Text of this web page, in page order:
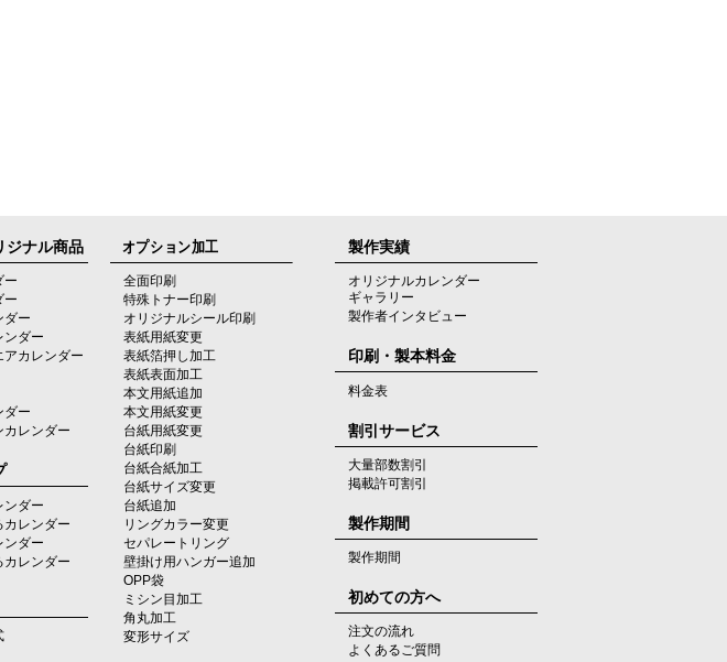
ジナル商品
ー
ー
ダー
ンダー
アカレンダー
ダー
カレンダー
ンダー
カレンダー
ンダー
カレンダー
オプション加工
全面印刷
特殊トナー印刷
オリジナルシール印刷
表紙用紙変更
表紙箔押し加工
表紙表面加工
本文用紙追加
本文用紙変更
台紙用紙変更
台紙印刷
台紙合紙加工
台紙サイズ変更
台紙追加
リングカラー変更
セパレートリング
壁掛け用ハンガー追加
OPP袋
ミシン目加工
角丸加工
変形サイズ
製作実績
オリジナルカレンダー
ギャラリー
製作者インタビュー
印刷・製本料金
料金表
割引サービス
大量部数割引
掲載許可割引
製作期間
製作期間
初めての方へ
注文の流れ
よくあるご質問